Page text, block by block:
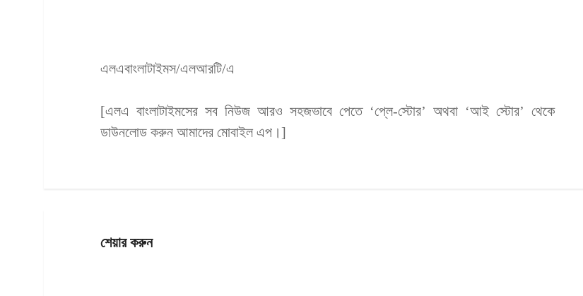
এলএবাংলাটাইমস/এলআরটি/এ
[এলএ বাংলাটাইমসের সব নিউজ আরও সহজভাবে পেতে ‘প্লে-স্টোর’ অথবা ‘আই স্টোর’ থেকে
ডাউনলোড করুন আমাদের মোবাইল এপ।]
শেয়ার করুন